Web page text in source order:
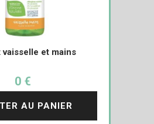
vaisselle et mains
0 €
AU PANIER